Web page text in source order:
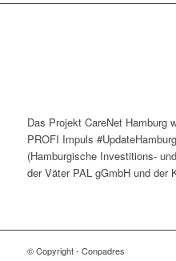
Das Projekt CareNet Hamburg
PROFI Impuls
(Hamburgische Investitions-
der Väter PAL gGmbH und der
© Copyright - Conpadres